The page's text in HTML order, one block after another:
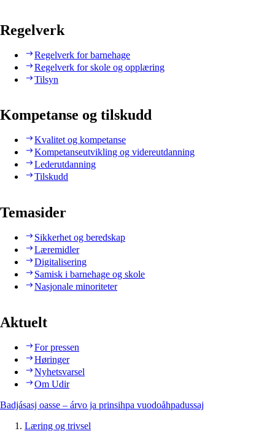
Regelverk
Regelverk for barnehage
Regelverk for skole og opplæring
Tilsyn
Kompetanse og tilskudd
Kvalitet og kompetanse
Kompetanseutvikling og videreutdanning
Lederutdanning
Tilskudd
Temasider
Sikkerhet og beredskap
Læremidler
Digitalisering
Samisk i barnehage og skole
Nasjonale minoriteter
Aktuelt
For pressen
Høringer
Nyhetsvarsel
Om Udir
Badjásasj oasse – árvo ja prinsihpa vuodoåhpadussaj
Læring og trivsel